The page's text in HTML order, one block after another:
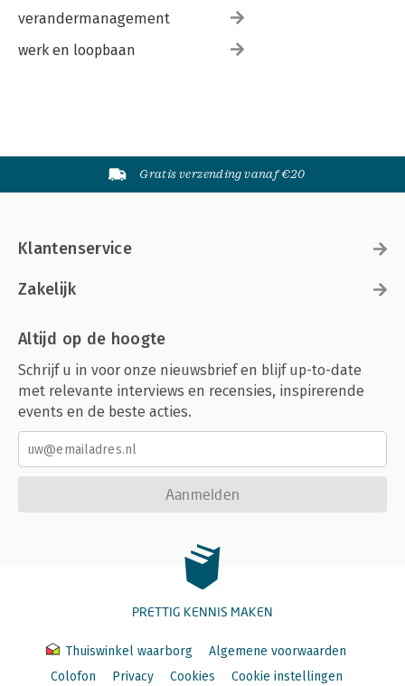
verandermanagement
werk en loopbaan
Gratis verzending vanaf €20
Klantenservice
Zakelijk
Altijd op de hoogte
Schrijf u in voor onze nieuwsbrief en blijf up-to-date
met relevante interviews en recensies, inspirerende
events en de beste acties.
Aanmelden
PRETTIG KENNIS MAKEN
Thuiswinkel waarborg
Algemene voorwaarden
Colofon
Privacy Cookies Cookie instellingen